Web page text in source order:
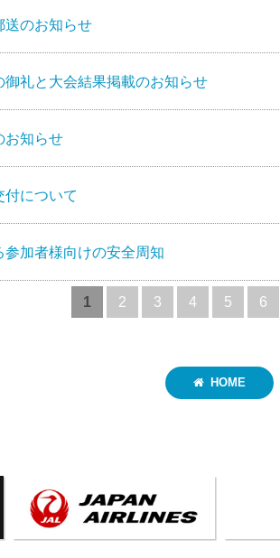
のお知らせ
御礼と大会結果掲載のお知らせ
お知らせ
付について
参加者様向けの安全周知
1 2 3 4 5 6
HOME